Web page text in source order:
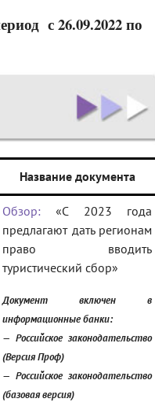
с 26.09.2022 по
Название документа
Обзор: «С 2023 года
предлагают дать регионам
право вводить
туристический сбор»
Документ включен в
информационные банки:
— Российское законодательство
(Версия Проф)
— Российское законодательство
(базовая версия)